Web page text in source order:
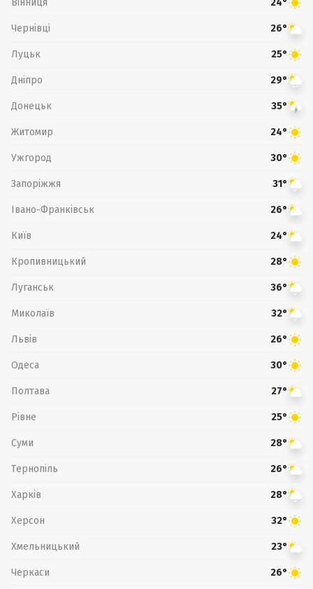
24°
Чернівці 26°
Луцьк 25°
Дніпро 29°
Донецьк 35°
Житомир 24°
Ужгород 30°
Запоріжжя 31°
Івано-Франківськ 26°
Київ 24°
Кропивницький 28°
Луганськ 36°
Миколаїв 32°
Львів 26°
Одеса 30°
Полтава 27°
Рівне 25°
Суми 28°
Тернопіль 26°
Харків 28°
Херсон 32°
Хмельницький 23°
Черкаси 26°